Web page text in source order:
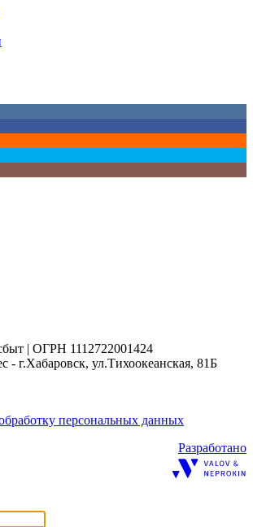
| ОГРН 1112722001424
- г.Хабаровск, ул.Тихоокеанская, 81Б
персональных данных
Разработано